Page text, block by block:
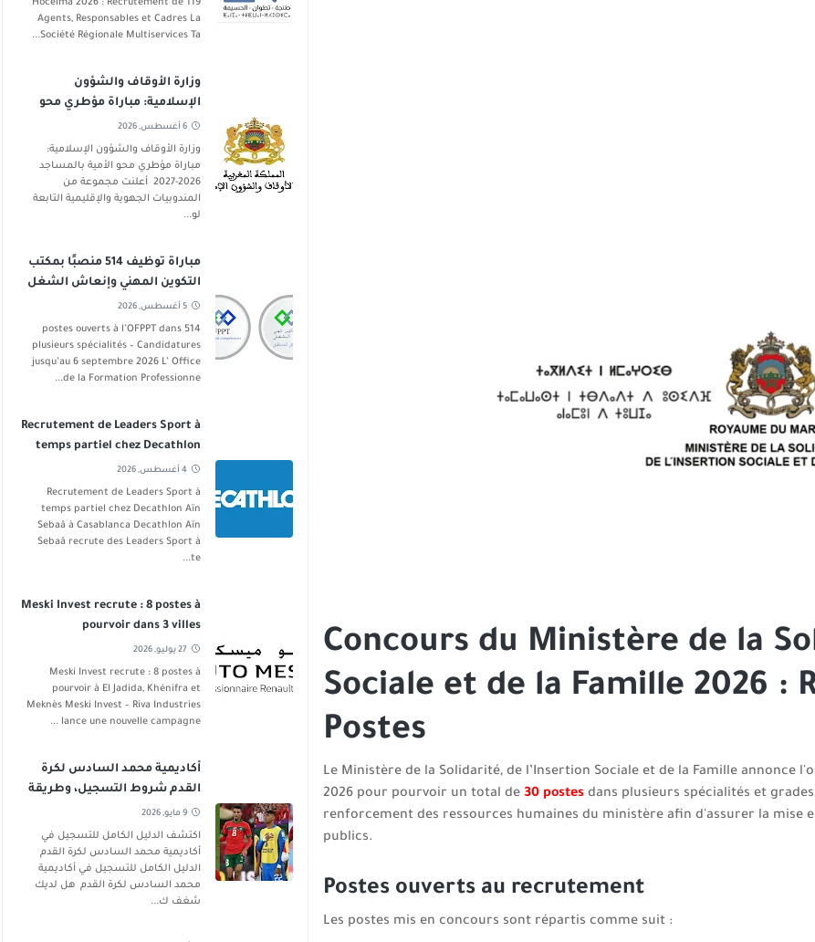
Concours du Ministère de la
Sociale et de la Famille 2026 :
Postes
Le Ministère de la Solidarité, de l’Insertion Sociale et de la Famille
2026 pour pourvoir un total de 30 postesdans plusieurs spécialités et
renforcement des ressources humaines du ministère afin d'assurer la mise
publics.
Postes ouverts au recrutement
Les postes mis en concours sont répartis comme suit :
Hoceima 2026 : Recrutement de 119
Agents, Responsables et Cadres La
Société Régionale Multiservices Ta...
وزارة الأوقاف والشؤون
الإسلامية: مباراة مؤطري محو
الأمية بالمساجد 2026-2027
6 أغسطس, 2026
وزارة الأوقاف والشؤون الإسلامية:
مباراة مؤطري محو الأمية بالمساجد
2026-2027 أعلنت مجموعة من
المندوبيات الجهوية والإقليمية التابعة
لو...
مباراة توظيف 514 منصبًا بمكتب
التكوين المهني وإنعاش الشغل
شتنبر 2026
5 أغسطس, 2026
514 postes ouverts à l’OFPPT dans
plusieurs spécialités – Candidatures
jusqu’au 6 septembre 2026 L’ Office
de la Formation Professionne...
Recrutement de Leaders Sport à
temps partiel chez Decathlon
Aïn Sebaâ
4 أغسطس, 2026
Recrutement de Leaders Sport à
temps partiel chez Decathlon Aïn
Sebaâ à Casablanca Decathlon Aïn
Sebaâ recrute des Leaders Sport à
te...
Meski Invest recrute : 8 postes à
pourvoir dans 3 villes
27 يوليو, 2026
Meski Invest recrute : 8 postes à
pourvoir à El Jadida, Khénifra et
Meknès Meski Invest – Riva Industries
lance une nouvelle campagne ...
أكاديمية محمد السادس لكرة
القدم شروط التسجيل، وطريقة
الانخراط
9 مايو, 2026
اكتشف الدليل الكامل للتسجيل في
أكاديمية محمد السادس لكرة القدم
الدليل الكامل للتسجيل في أكاديمية
محمد السادس لكرة القدم هل لديك
شغف ك...